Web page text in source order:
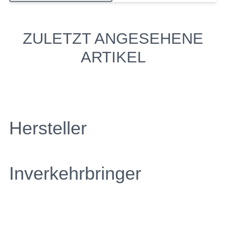
ZULETZT ANGESEHENE
ARTIKEL
Hersteller
Inverkehrbringer